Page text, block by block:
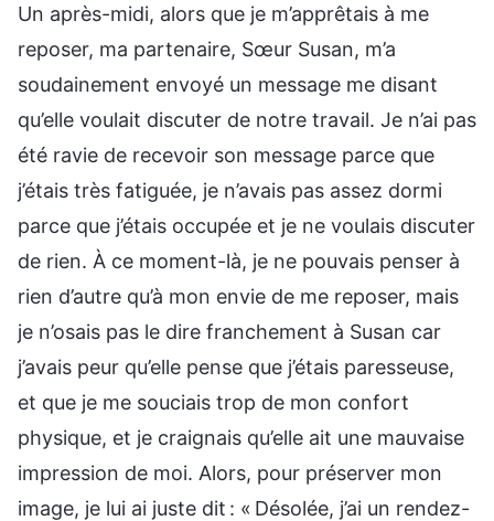
Un après-midi, alors que je m’apprêtais à me
reposer, ma partenaire, Sœur Susan, m’a
soudainement envoyé un message me disant
qu’elle voulait discuter de notre travail. Je n’ai pas
été ravie de recevoir son message parce que
j’étais très fatiguée, je n’avais pas assez dormi
parce que j’étais occupée et je ne voulais discuter
de rien. À ce moment-là, je ne pouvais penser à
rien d’autre qu’à mon envie de me reposer, mais
je n’osais pas le dire franchement à Susan car
j’avais peur qu’elle pense que j’étais paresseuse,
et que je me souciais trop de mon confort
physique, et je craignais qu’elle ait une mauvaise
impression de moi. Alors, pour préserver mon
image, je lui ai juste dit : « Désolée, j’ai un rendez-